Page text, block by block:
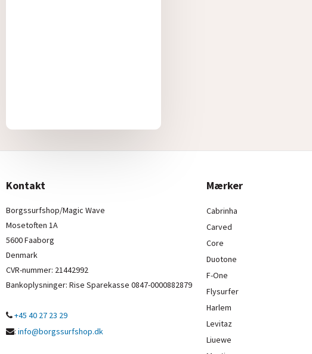
Kontakt
Borgssurfshop/Magic Wave
Mosetoften 1A
5600 Faaborg
Denmark
CVR-nummer: 21442992
Bankoplysninger: Rise Sparekasse 0847-0000882879
+45 40 27 23 29
: info@borgssurfshop.dk
Mærker
Cabrinha
Carved
Core
Duotone
F-One
Flysurfer
Harlem
Levitaz
Liuewe